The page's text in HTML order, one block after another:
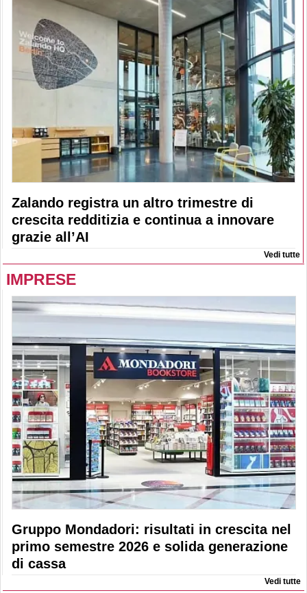
Zalando registra un altro trimestre di
crescita redditizia e continua a innovare
grazie all’AI
Vedi tutte
IMPRESE
Gruppo Mondadori: risultati in crescita nel
primo semestre 2026 e solida generazione
di cassa
Vedi tutte